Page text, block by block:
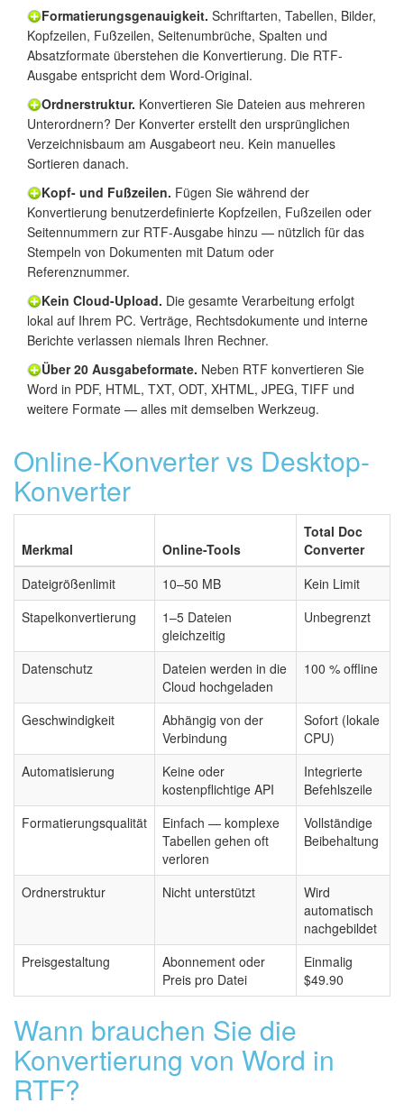
Formatierungsgenauigkeit. Schriftarten, Tabellen, Bilder,
Kopfzeilen, Fußzeilen, Seitenumbrüche, Spalten und
Absatzformate überstehen die Konvertierung. Die RTF-
Ausgabe entspricht dem Word-Original.
Ordnerstruktur. Konvertieren Sie Dateien aus mehreren
Unterordnern? Der Konverter erstellt den ursprünglichen
Verzeichnisbaum am Ausgabeort neu. Kein manuelles
Sortieren danach.
Kopf- und Fußzeilen. Fügen Sie während der
Konvertierung benutzerdefinierte Kopfzeilen, Fußzeilen oder
Seitennummern zur RTF-Ausgabe hinzu — nützlich für das
Stempeln von Dokumenten mit Datum oder
Referenznummer.
Kein Cloud-Upload. Die gesamte Verarbeitung erfolgt
lokal auf Ihrem PC. Verträge, Rechtsdokumente und interne
Berichte verlassen niemals Ihren Rechner.
Über 20 Ausgabeformate. Neben RTF konvertieren Sie
Word in PDF, HTML, TXT, ODT, XHTML, JPEG, TIFF und
weitere Formate — alles mit demselben Werkzeug.
Online-Konverter vs Desktop-
Konverter
Merkmal Online-Tools
Total Doc
Converter
Dateigrößenlimit
10–50 MB
Kein Limit
Stapelkonvertierung
1–5 Dateien
gleichzeitig
Unbegrenzt
Datenschutz
Dateien werden in die
Cloud hochgeladen
100 % offline
Geschwindigkeit
Abhängig von der
Verbindung
Sofort (lokale
CPU)
Automatisierung
Keine oder
kostenpflichtige API
Integrierte
Befehlszeile
Formatierungsqualität
Einfach — komplexe
Tabellen gehen oft
verloren
Vollständige
Beibehaltung
Ordnerstruktur Nicht unterstützt
Wird
automatisch
nachgebildet
Preisgestaltung
Abonnement oder
Preis pro Datei
Einmalig
$49.90
Wann brauchen Sie die
Konvertierung von Word in
RTF?